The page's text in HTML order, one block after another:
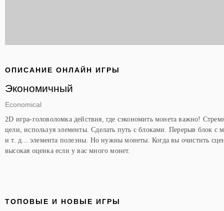
ОПИСАНИЕ ОНЛАЙН ИГРЫ
Экономичный
Economical
2D игра-головоломка действия, где сэкономить монета важно!
цели, используя элементы. Сделать путь с блоками. Перерыв блок с
и т. д... элемента полезны. Но нужны монеты. Когда вы очистить
высокая оценка если у вас много монет.
ТОПОВЫЕ И НОВЫЕ ИГРЫ